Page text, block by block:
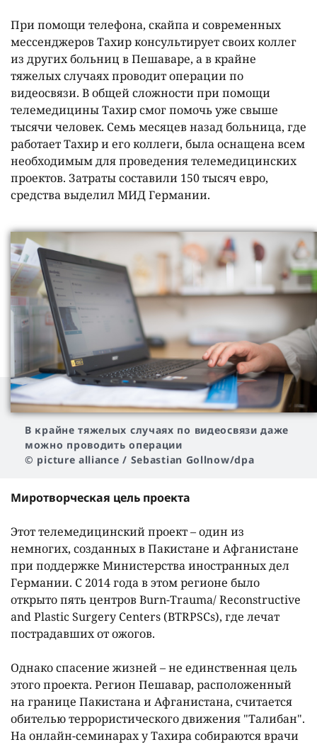
При помощи телефона, скайпа и современных
мессенджеров Тахир консультирует своих коллег
из других больниц в Пешаваре, а в крайне
тяжелых случаях проводит операции по
видеосвязи. В общей сложности при помощи
телемедицины Тахир смог помочь уже свыше
тысячи человек. Семь месяцев назад больница, где
работает Тахир и его коллеги, была оснащена всем
необходимым для проведения телемедицинских
проектов. Затраты составили 150 тысяч евро,
средства выделил МИД Германии.
В крайне тяжелых случаях по видеосвязи даже
можно проводить операции
© picture alliance / Sebastian Gollnow/dpa
Миротворческая цель проекта
Этот телемедицинский проект – один из
немногих, созданных в Пакистане и Афганистане
при поддержке Министерства иностранных дел
Германии. С 2014 года в этом регионе было
открыто пять центров Burn-Trauma/ Reconstructive
and Plastic Surgery Centers (BTRPSCs), где лечат
пострадавших от ожогов.
Однако спасение жизней – не единственная цель
этого проекта. Регион Пешавар, расположенный
на границе Пакистана и Афганистана, считается
обителью террористического движения "Талибан".
На онлайн-семинарах у Тахира собираются врачи